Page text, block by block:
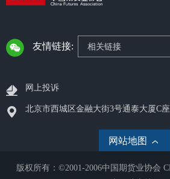
友情链接: 相关链接
网上投诉
北京市西城区金融大街3号通泰大厦C
网站地图
版权所有：©2001-2006中国期货业协会